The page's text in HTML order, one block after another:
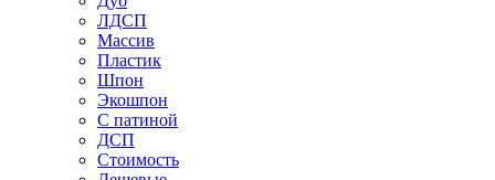
ЛДСП
Массив
Пластик
Шпон
Экошпон
С патиной
ДСП
Стоимость